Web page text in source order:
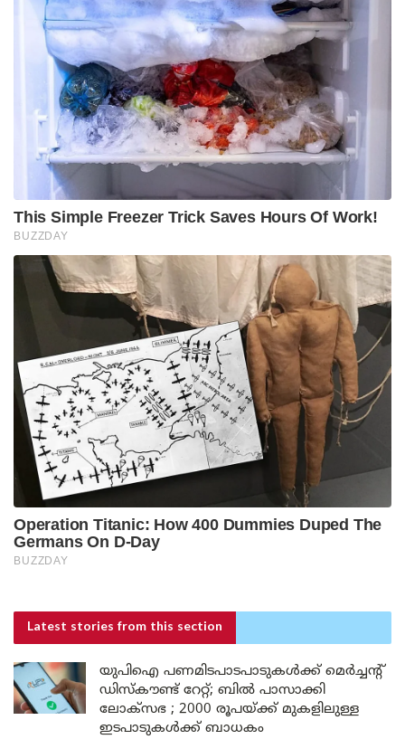
Latest stories from this section
യുപിഐ പണമിടപാടപാടുകൾക്ക് മെർച്ചന്റ്
ഡിസ്കൗണ്ട് റേറ്റ്; ബിൽ പാസാക്കി
ലോക്സഭ ; 2000 രൂപയ്ക്ക് മുകളിലുള്ള
ഇടപാടുകൾക്ക് ബാധകം